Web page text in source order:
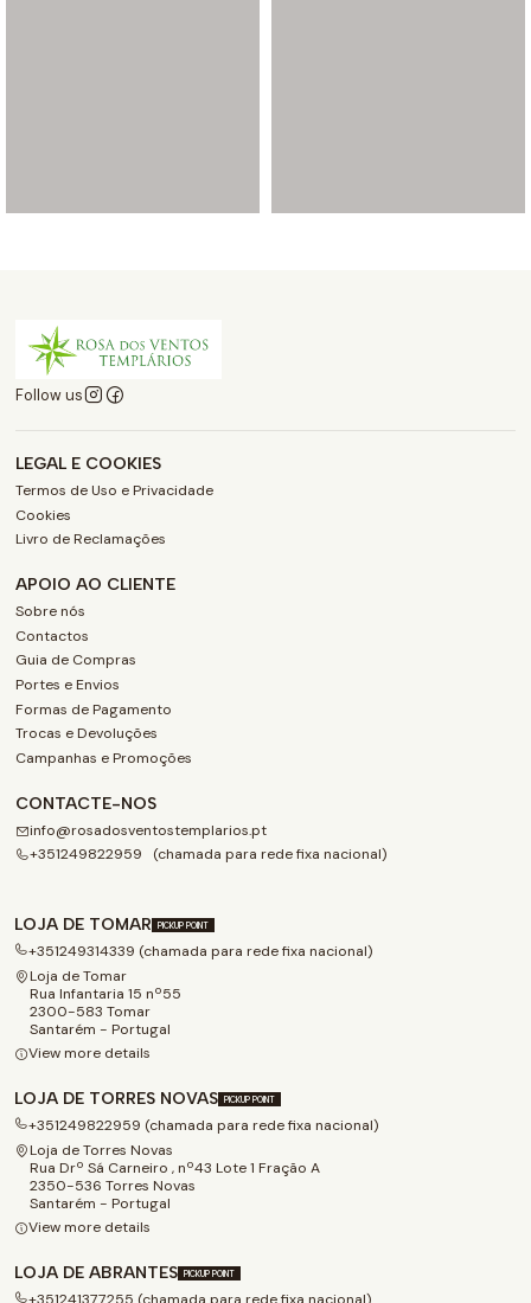
Follow us
LEGAL E COOKIES
Termos de Uso e Privacidade
Cookies
Livro de Reclamações
APOIO AO CLIENTE
Sobre nós
Contactos
Guia de Compras
Portes e Envios
Formas de Pagamento
Trocas e Devoluções
Campanhas e Promoções
CONTACTE-NOS
info@rosadosventostemplarios.pt
+351249822959 (chamada para rede fixa nacional)
LOJA DE TOMAR PICKUP POINT
+351249314339 (chamada para rede fixa nacional)
Loja de Tomar
Rua Infantaria 15 nº55
2300-583 Tomar
Santarém - Portugal
View more details
LOJA DE TORRES NOVAS PICKUP POINT
+351249822959 (chamada para rede fixa nacional)
Loja de Torres Novas
Rua Drº Sá Carneiro , nº43 Lote 1 Fração A
2350-536 Torres Novas
Santarém - Portugal
View more details
LOJA DE ABRANTES PICKUP POINT